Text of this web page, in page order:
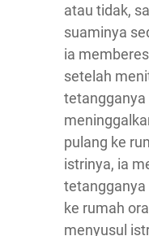
atau tidak,
suaminya
ia
setelah
tetangganya
pulang ke
istrinya, ia
tetangganya
ke rumah
menyusul